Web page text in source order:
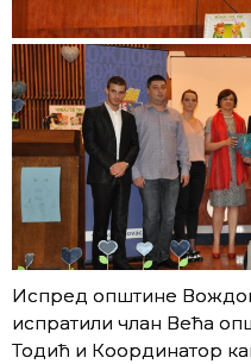
Испред општине
испратили члан Већа
Тодић и Координатор